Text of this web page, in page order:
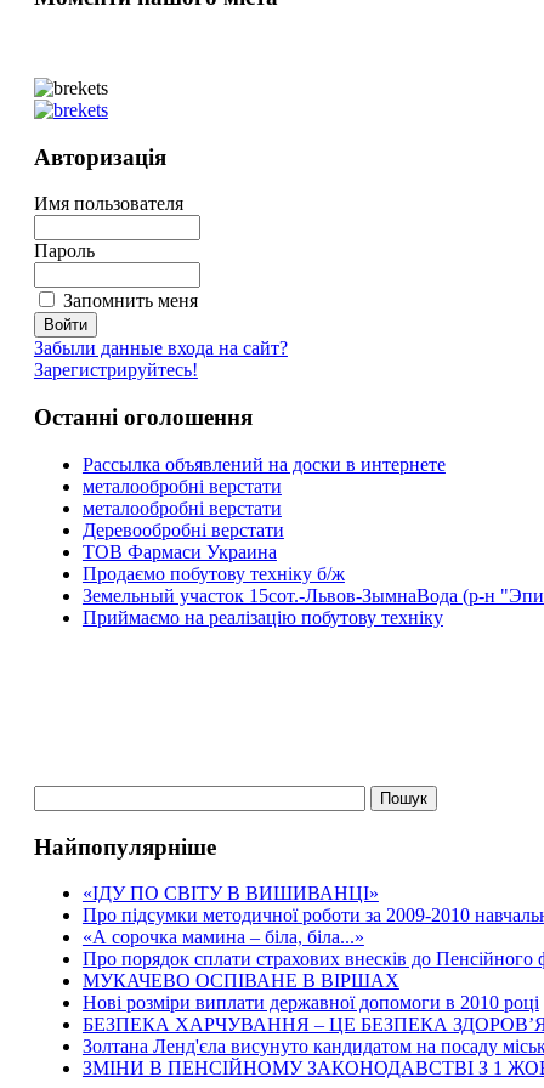
Авторизація
Имя пользователя
Пароль
Запомнить меня
Забыли данные входа на сайт?
Зарегистрируйтесь!
Останні оголошення
Рассылка объявлений на доски в интернете
металообробні верстати
металообробні верстати
Деревообробні верстати
ТОВ Фармаси Украина
Продаємо побутову техніку б/ж
Земельный участок 15сот.-Львов-ЗымнаВода (р-н
Приймаємо на реалізацію побутову техніку
Найпопулярніше
«ІДУ ПО СВІТУ В ВИШИВАНЦІ»
Про підсумки методичної роботи за 2009-2010
«А сорочка мамина – біла, біла...»
Про порядок сплати страхових внесків до
МУКАЧЕВО ОСПІВАНЕ В ВІРШАХ
Нові розміри виплати державної допомоги в 2010 році
БЕЗПЕКА ХАРЧУВАННЯ – ЦЕ БЕЗПЕКА
Золтана Ленд'єла висунуто кандидатом на посаду
ЗМІНИ В ПЕНСІЙНОМУ ЗАКОНОДАВСТВІ З 1